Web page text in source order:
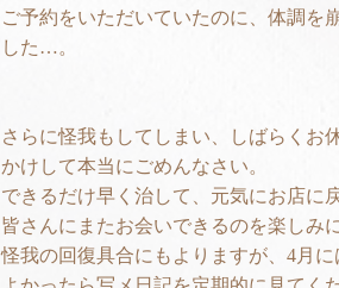
ご予約をいただいていたのに、体調を
した…。
さらに怪我もしてしまい、しばらくお
かけして本当にごめんなさい。
できるだけ早く治して、元気にお店に
皆さんにまたお会いできるのを楽しみ
怪我の回復具合にもよりますが、4月